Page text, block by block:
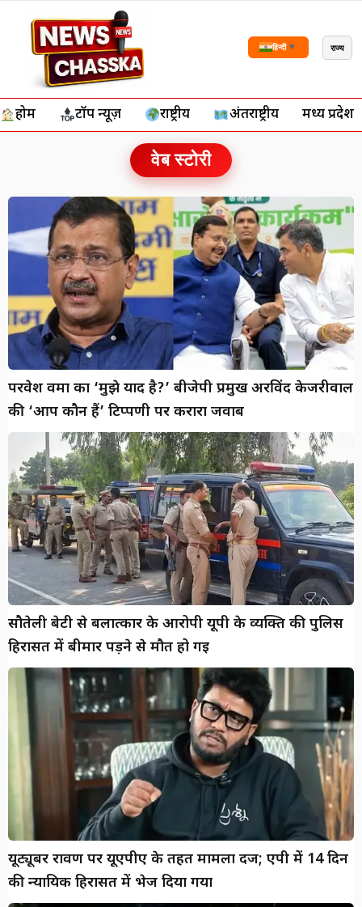
हिन्दी ▼ राज्य
होम टॉप न्यूज़ राष्ट्रीय अंतर्राष्ट्रीय मध्य प्रदेश
वेब स्टोरी
परवेश वर्मा का ‘मुझे याद है?’ बीजेपी प्रमुख अरविंद केजरीवाल
की ‘आप कौन हैं’ टिप्पणी पर करारा जवाब
सौतेली बेटी से बलात्कार के आरोपी यूपी के व्यक्ति की पुलिस
हिरासत में बीमार पड़ने से मौत हो गई
यूट्यूबर रावण पर यूएपीए के तहत मामला दर्ज; एपी में 14 दिन
की न्यायिक हिरासत में भेज दिया गया